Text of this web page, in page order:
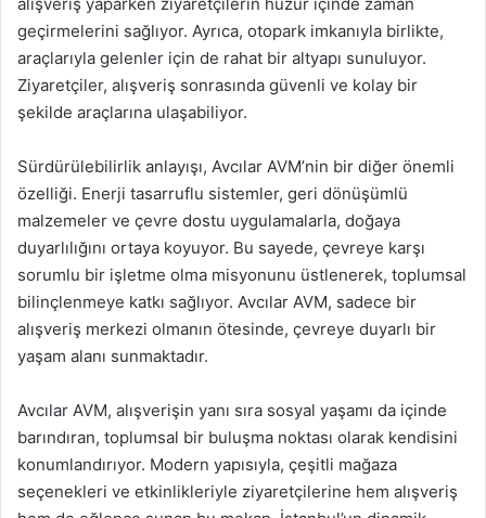
geçirmelerini sağlıyor. Ayrıca, otopark imkanıyla birlikte,
araçlarıyla gelenler için de rahat bir altyapı sunuluyor.
Ziyaretçiler, alışveriş sonrasında güvenli ve kolay bir
şekilde araçlarına ulaşabiliyor.
Sürdürülebilirlik anlayışı, Avcılar AVM’nin bir diğer önemli
özelliği. Enerji tasarruflu sistemler, geri dönüşümlü
malzemeler ve çevre dostu uygulamalarla, doğaya
duyarlılığını ortaya koyuyor. Bu sayede, çevreye karşı
sorumlu bir işletme olma misyonunu üstlenerek, toplumsal
bilinçlenmeye katkı sağlıyor. Avcılar AVM, sadece bir
alışveriş merkezi olmanın ötesinde, çevreye duyarlı bir
yaşam alanı sunmaktadır.
Avcılar AVM, alışverişin yanı sıra sosyal yaşamı da içinde
barındıran, toplumsal bir buluşma noktası olarak kendisini
konumlandırıyor. Modern yapısıyla, çeşitli mağaza
seçenekleri ve etkinlikleriyle ziyaretçilerine hem alışveriş